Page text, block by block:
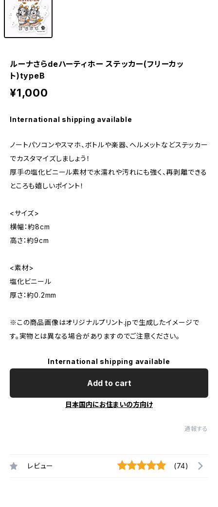
ルーナさらdeハーティホー ステッカー(フリーカッ
ト)typeB
¥1,000
International shipping available
ノートパソコンやスマホ、ボトルや楽器、ヘルメットなどステッカー
でカスタマイズしましょう！
厚手の塩化ビニール素材で水濡れや汚れにも強く、再剥離できる
ところも嬉しいポイント！
<サイズ>
横幅：約8cm
高さ：約9cm
<素材>
塩化ビニール
厚さ：約0.2mm
※この商品画像はオリジナルプリント.jpで生成したイメージで
す。実物とは異なる場合がありますのでご注意ください。
International shipping available
Add to cart
日本国内にお住まいの方向け
通報する
レビュー (74)